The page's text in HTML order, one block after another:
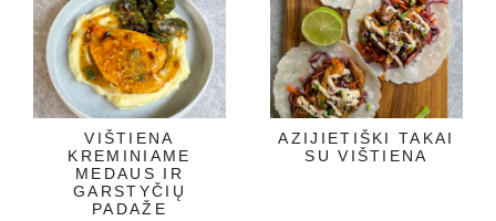
VIŠTIENA
KREMINIAME
MEDAUS IR
GARSTYČIŲ
PADAŽE
AZIJIETIŠKI TAKAI
SU VIŠTIENA